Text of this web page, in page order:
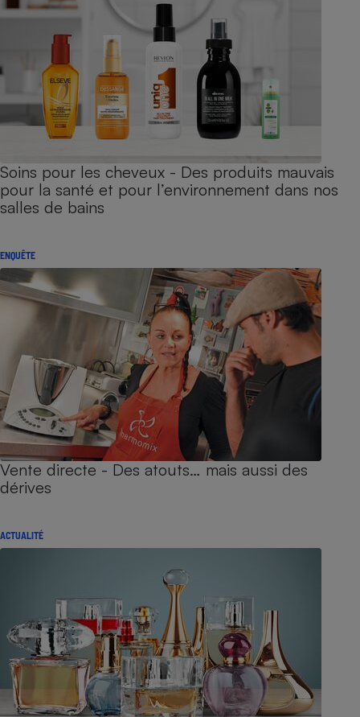
Soins pour les cheveux - Des produits mauvais
pour la santé et pour l’environnement dans nos
salles de bains
ENQUÊTE
Vente directe - Des atouts… mais aussi des
dérives
ACTUALITÉ